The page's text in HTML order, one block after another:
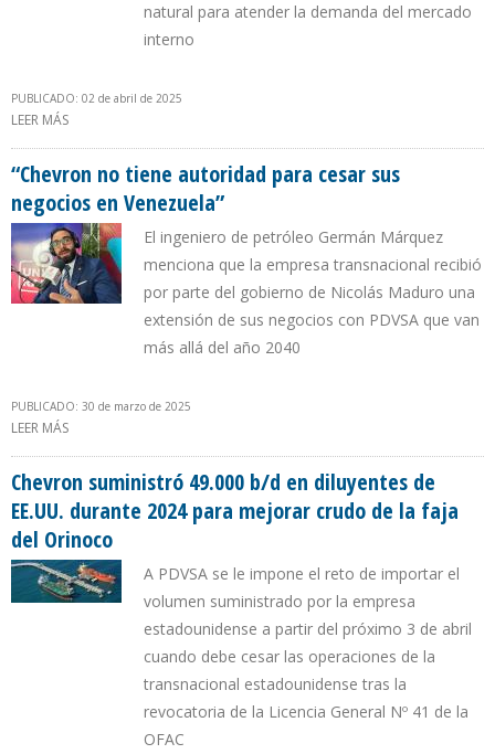
natural para atender la demanda del mercado
interno
PUBLICADO: 02 de abril de 2025
LEER MÁS
“Chevron no tiene autoridad para cesar sus
negocios en Venezuela”
El ingeniero de petróleo Germán Márquez
menciona que la empresa transnacional recibió
por parte del gobierno de Nicolás Maduro una
extensión de sus negocios con PDVSA que van
más allá del año 2040
PUBLICADO: 30 de marzo de 2025
LEER MÁS
Chevron suministró 49.000 b/d en diluyentes de
EE.UU. durante 2024 para mejorar crudo de la faja
del Orinoco
A PDVSA se le impone el reto de importar el
volumen suministrado por la empresa
estadounidense a partir del próximo 3 de abril
cuando debe cesar las operaciones de la
transnacional estadounidense tras la
revocatoria de la Licencia General Nº 41 de la
OFAC